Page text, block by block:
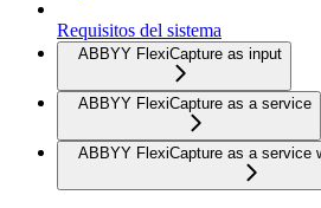
Requisitos del sistema
ABBYY FlexiCapture as input
ABBYY FlexiCapture as a service
ABBYY FlexiCapture as a service